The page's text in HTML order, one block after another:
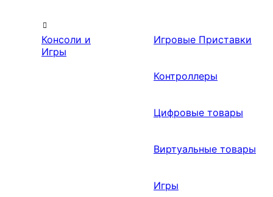
Консоли и
Игры
Игровые Приставки
Контроллеры
Цифровые товары
Виртуальные товары
Игры